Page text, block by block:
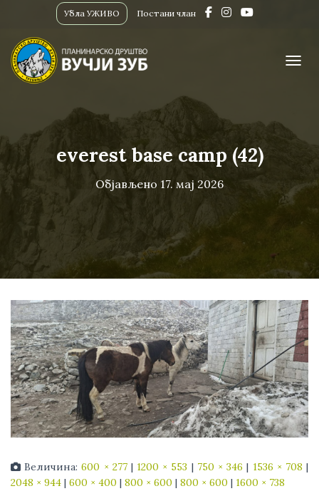
Убла УЖИВО Постани члан
everest base camp (42)
Објављено 17. мај 2026
Величина:600 × 277 | 1200 × 553 | 750 × 346 | 1536 × 708 |
2048 × 944 | 600 × 400 | 800 × 600 | 800 × 600 | 1600 × 738